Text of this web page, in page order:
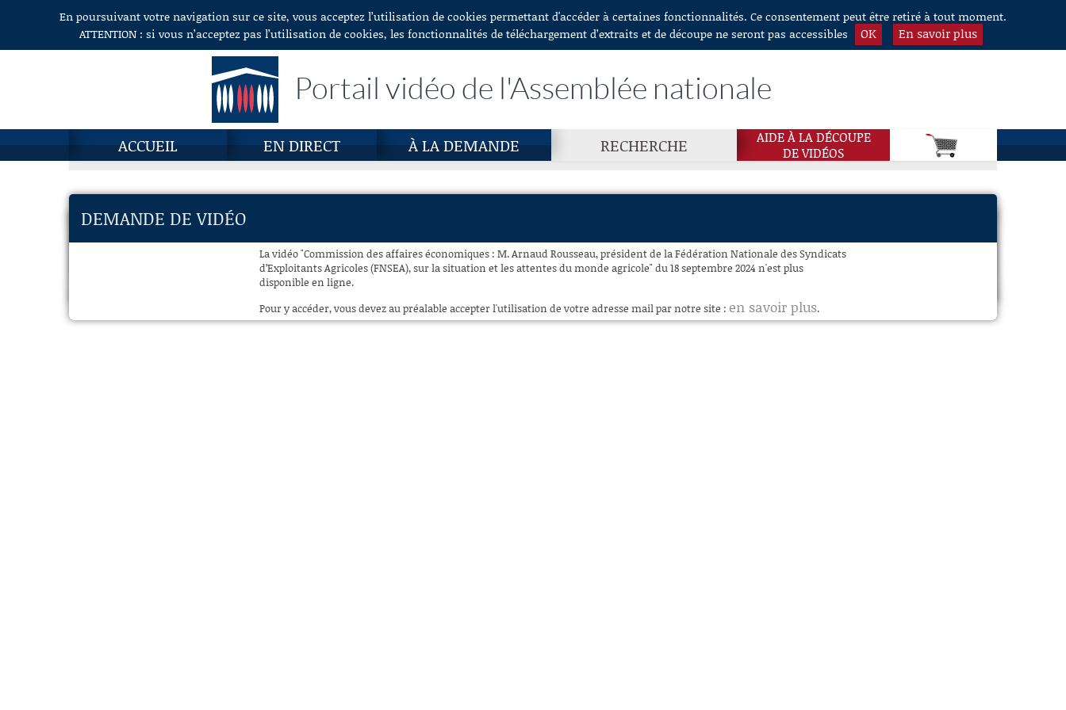
Aller au contenuEn poursuivant votre navigation sur ce site, vous acceptez l’utilisation de cookies permettant d'accéder à certaines fonctionnalités. Ce consentement peut être retiré à tout moment.
ATTENTION : si vous n’acceptez pas l’utilisation de cookies, les fonctionnalités de téléchargement d’extraits et de découpe ne seront pas accessibles
OK En savoir plus
Portail vidéo de l'Assemblée nationale
ACCUEIL EN DIRECT À LA DEMANDE RECHERCHE
AIDE À LA DÉCOUPE
DE VIDÉOS
DEMANDE DE VIDÉO
La vidéo "Commission des affaires économiques : M. Arnaud Rousseau, président de la Fédération Nationale des Syndicats
d’Exploitants Agricoles (FNSEA), sur la situation et les attentes du monde agricole" du 18 septembre 2024 n'est plus
disponible en ligne.
Pour y accéder, vous devez au préalable accepter l'utilisation de votre adresse mail par notre site : en savoir plus.